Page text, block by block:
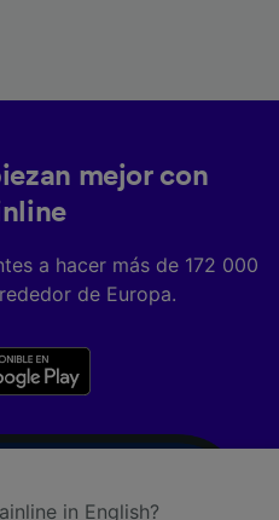
mejor con
a hacer más de 172 000
de Europa.
in English?